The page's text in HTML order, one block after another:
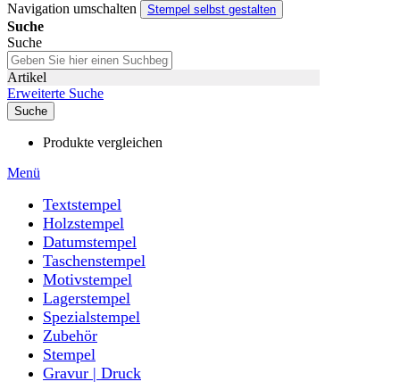
Navigation umschalten
Stempel selbst gestalten
Suche
Suche
Artikel
Erweiterte Suche
Suche
Produkte vergleichen
Menü
Textstempel
Holzstempel
Datumstempel
Taschenstempel
Motivstempel
Lagerstempel
Spezialstempel
Zubehör
Stempel
Gravur | Druck